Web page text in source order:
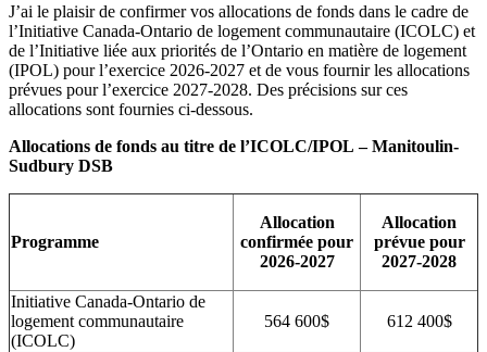
J’ai le plaisir de confirmer vos allocations de fonds dans le cadre de
l’Initiative Canada-Ontario de logement communautaire (ICOLC) et
de l’Initiative liée aux priorités de l’Ontario en matière de logement
(IPOL) pour l’exercice 2026-2027 et de vous fournir les allocations
prévues pour l’exercice 2027-2028. Des précisions sur ces
allocations sont fournies ci-dessous.
Allocations de fonds au titre de l’ICOLC/IPOL – Manitoulin-
Sudbury DSB
Programme
Allocation
confirmée pour
2026-2027
Allocation
prévue pour
2027-2028
Initiative Canada-Ontario de
logement communautaire
(ICOLC)
564 600$ 612 400$